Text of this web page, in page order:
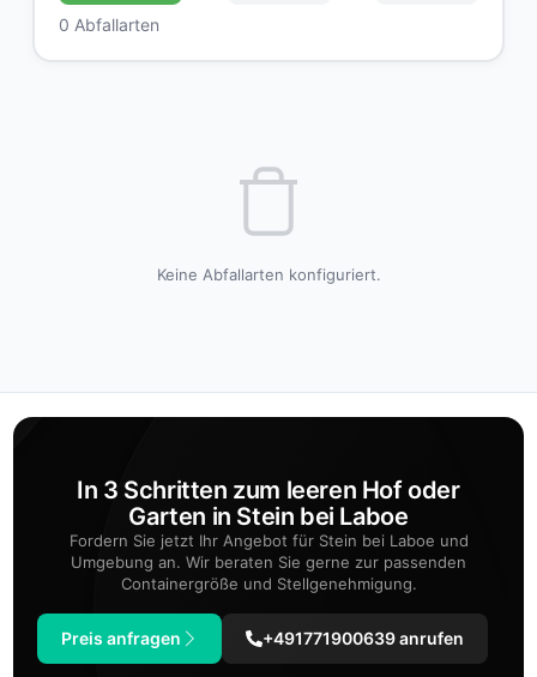
0 Abfallarten
Keine Abfallarten konfiguriert.
In 3 Schritten zum leeren Hof oder
Garten in Stein bei Laboe
Fordern Sie jetzt Ihr Angebot für Stein bei Laboe und
Umgebung an. Wir beraten Sie gerne zur passenden
Containergröße und Stellgenehmigung.
Preis anfragen +491771900639 anrufen